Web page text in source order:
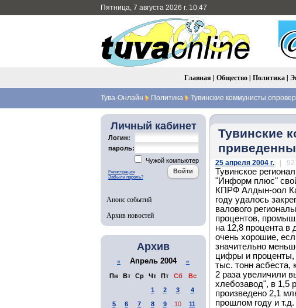
Пятница, 7 августа 2026 г. 10:47
Главная | Общество| Политика|
Тува-Онлайн Политика Тувинские коммунисты
Личный кабинет
Логин:
пароль:
Чужой компьютер
Регистрация
Забыли пароль?
Анонс событий
Архив новостей
Архив
« Апрель 2004 »
Пн Вт Ср Чт Пт Сб
Вс
1
2 3
4
5
6 7 8 9 10
11
Тувинские
25 апреля 2004 г. |
Тувинское
"Информ плюс"
КПРФ Алдын-оол
году удалось
валового
процентов,
на 12,8 процента в
очень хорошие,
значительно
цифры и проценты,
тыс. тонн асбеста,
2 раза увеличили
хлебозавод", в 1,5
произведено 2,1
прошлом году и т.д.